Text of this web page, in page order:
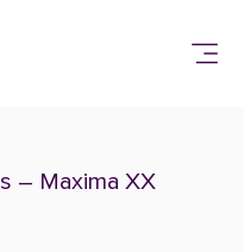
– Maxima XX